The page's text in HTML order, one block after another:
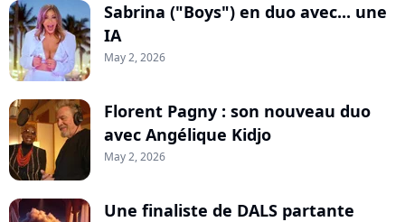
Sabrina ("Boys") en duo avec... une
IA
May 2, 2026
Florent Pagny : son nouveau duo
avec Angélique Kidjo
May 2, 2026
Une finaliste de DALS partante